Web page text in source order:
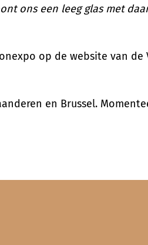
ons een leeg glas met
op de website van de
en Brussel.